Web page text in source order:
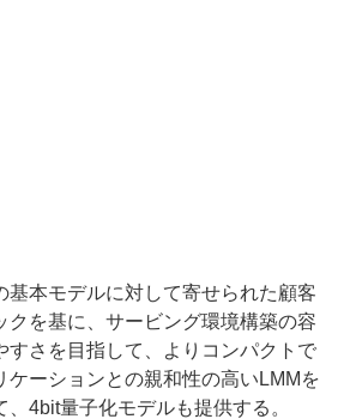
本モデルに対して寄せられた顧客
クを基に、サービング環境構築の容
すさを目指して、よりコンパクトで
ケーションとの親和性の高いLMMを
、4bit量子化モデルも提供する。